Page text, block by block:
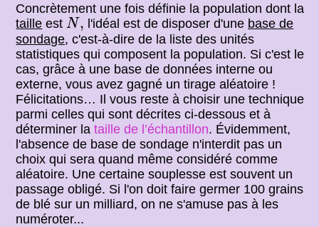
Concrètement une fois définie la population dont la
taille est N ,
N, l'idéal est de disposer d'une base de
sondage, c'est-à-dire de la liste des unités
statistiques qui composent la population. Si c'est le
cas, grâce à une base de données interne ou
externe, vous avez gagné un tirage aléatoire !
Félicitations… Il vous reste à choisir une technique
parmi celles qui sont décrites ci-dessous et à
déterminer lataille de l’échantillon. Évidemment,
l'absence de base de sondage n'interdit pas un
choix qui sera quand même considéré comme
aléatoire. Une certaine souplesse est souvent un
passage obligé. Si l'on doit faire germer 100 grains
de blé sur un milliard, on ne s'amuse pas à les
numéroter...